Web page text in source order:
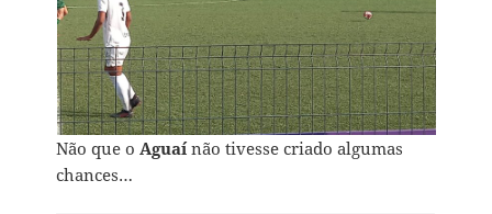
Não que o Aguaí não tivesse criado algumas
chances…